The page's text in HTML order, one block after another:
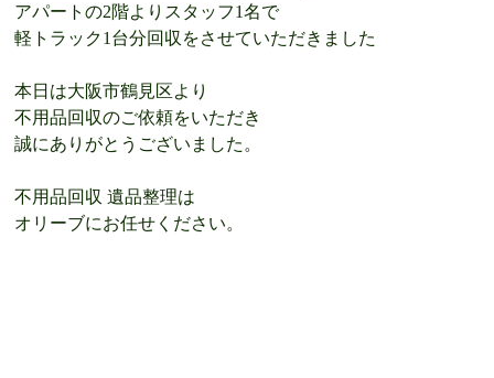
アパートの2階よりスタッフ1名で
軽トラック1台分回収をさせていただきました
本日は大阪市鶴見区より
不用品回収のご依頼をいただき
誠にありがとうございました。
不用品回収 遺品整理は
オリーブにお任せください。